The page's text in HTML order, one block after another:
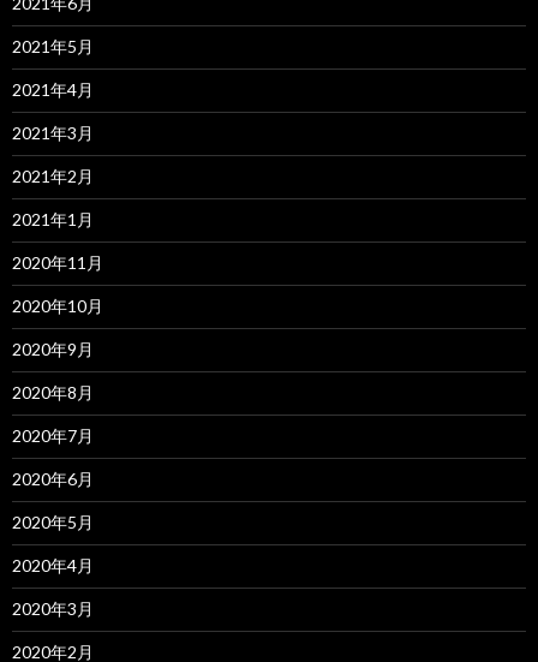
2021年5月
2021年4月
2021年3月
2021年2月
2021年1月
2020年11月
2020年10月
2020年9月
2020年8月
2020年7月
2020年6月
2020年5月
2020年4月
2020年3月
2020年2月